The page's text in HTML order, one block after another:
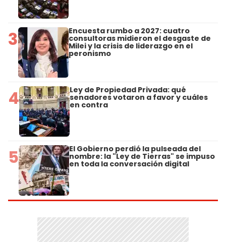
3 Encuesta rumbo a 2027: cuatro
consultoras midieron el desgaste de
Milei y la crisis de liderazgo en el
peronismo
4 Ley de Propiedad Privada: qué
senadores votaron a favor y cuáles
en contra
5 El Gobierno perdió la pulseada del
nombre: la "Ley de Tierras" se impuso
en toda la conversación digital